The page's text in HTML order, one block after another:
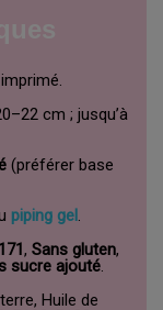
cm ; jusqu’à
(préférer base
piping gel.
, Sans gluten,
sucre ajouté.
Huile de